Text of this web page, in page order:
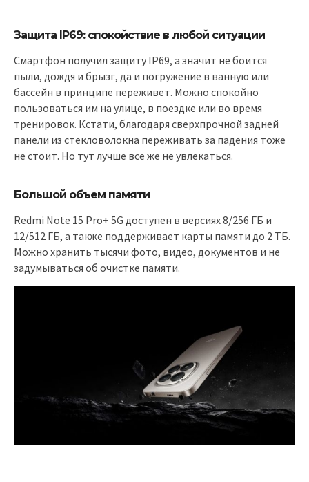
Защита IP69: спокойствие в любой ситуации
Смартфон получил защиту IP69, а значит не боится
пыли, дождя и брызг, да и погружение в ванную или
бассейн в принципе переживет. Можно спокойно
пользоваться им на улице, в поездке или во время
тренировок. Кстати, благодаря сверхпрочной задней
панели из стекловолокна переживать за падения тоже
не стоит. Но тут лучше все же не увлекаться.
Большой объем памяти
Redmi Note 15 Pro+ 5G доступен в версиях 8/256 ГБ и
12/512 ГБ, а также поддерживает карты памяти до 2 ТБ.
Можно хранить тысячи фото, видео, документов и не
задумываться об очистке памяти.